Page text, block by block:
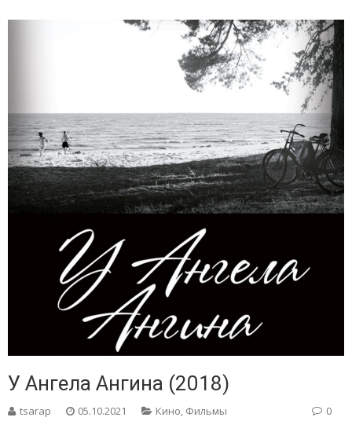
У Ангела Ангина (2018)
tsarap 05.10.2021 Кино, Фильмы 0